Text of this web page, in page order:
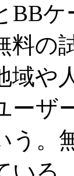
BB
料の
域や
ーザ
う。